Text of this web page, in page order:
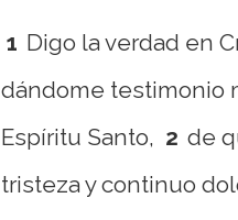
1 Digo la verdad en
dándome testimonio
Espíritu Santo, 2 de
tristeza y continuo